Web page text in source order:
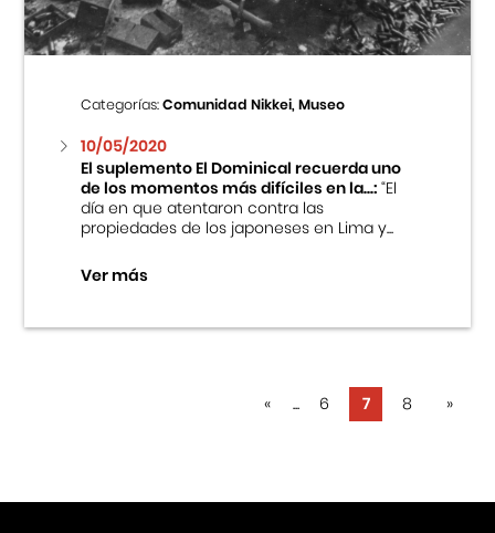
Categorías:Comunidad Nikkei, Museo
10/05/2020
El suplemento El Dominical recuerda uno
de los momentos más difíciles en la...:“El
día en que atentaron contra las
propiedades de los japoneses en Lima y...
Ver más
« ... 6 7 8 »